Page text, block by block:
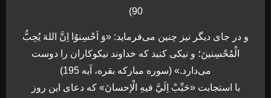
90)
و در جای ديگر نيز چنين می‌فرمايد: «وَ اَحْسِنوُا اِنَّ اللهَ يُحِبُّ
الْمُحْسِنينَ؛ و نيكی كنيد كه خداوند نيكوكاران را دوست
می‌دارد.» (سوره مباركه بقره، آيه 195)
با استجابت «حَبِّبْ اِلَيَّ فيهِ الْإحسانَ» که دعای اين روز